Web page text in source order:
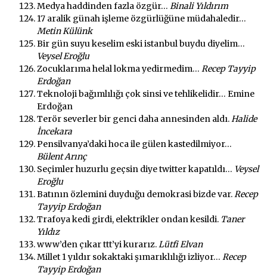
Medya haddinden fazla özgür…Binali Yıldırım
17 aralik günah işleme özgürlüğüne müdahaledir…
Metin Külünk
Bir gün suyu keselim eski istanbul buydu diyelim…
Veysel Eroğlu
Zocuklarıma helal lokma yedirmedim…Recep Tayyip
Erdoğan
Teknoloji bağımlılığı çok sinsi ve tehlikelidir… Emine
Erdoğan
Terör severler bir genci daha annesinden aldı.Halide
İncekara
Pensilvanya’daki hoca ile gülen kastedilmiyor…
Bülent Arınç
Seçimler huzurlu geçsin diye twitter kapatıldı… Veysel
Eroğlu
Batının özlemini duyduğu demokrasi bizde var.Recep
Tayyip Erdoğan
Trafoya kedi girdi, elektrikler ondan kesildi. Taner
Yıldız
www’den çıkar ttt’yi kurarız.Lütfi Elvan
Millet 1 yıldır sokaktaki şımarıklılığı izliyor…Recep
Tayyip Erdoğan